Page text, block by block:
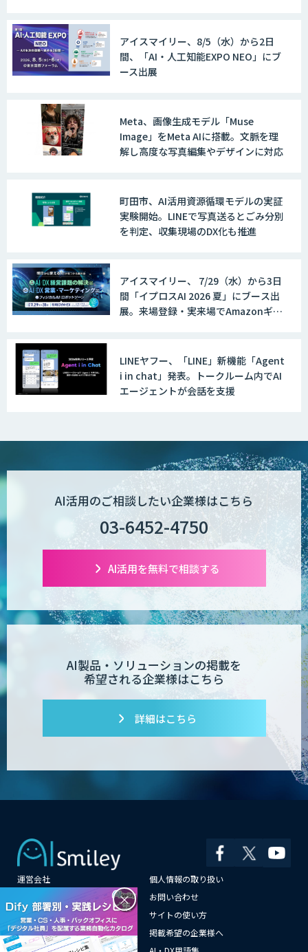
アイスマイリー、8/5（水）から2日
間、「AI・人工知能EXPO NEO」にブ
ース出展
Meta、画像生成モデル「Muse
Image」をMeta AIに搭載。文脈を理
解し高度な写真編集やデザインに対応
町田市、AI活用資源循環モデルの実証
実験開始。LINEで写真送るとごみ分別
を判定、収集現場のDX化も推進
アイスマイリー、 7/29（水）から3日
間「イプロスAI 2026 夏」にブース出
展。来場登録・実来場でAmazonギフ
LINEヤフー、「LINE」新機能「Agent
i in chat」発表。トークルーム内でAI
エージェントが会話を支援
AI活用のご相談したい企業様はこちら
03-6452-4750
AI活用を無料で相談する
AI製品・ソリューションの掲載を
希望される企業様はこちら
詳細はこちら
運営会社
個人情報の取り扱い
お問い合わせ
メールマガジン登録
サイトの使い方
情報提供はこちらから
掲載希望の企業様へ
×